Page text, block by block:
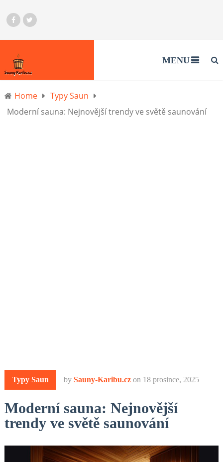
MENU
Home
Typy Saun
Moderní sauna: Nejnovější trendy ve světě saunování
Typy Saun by Sauny-Karibu.cz on 18 prosince, 2025
Moderní sauna: Nejnovější
trendy ve světě saunování